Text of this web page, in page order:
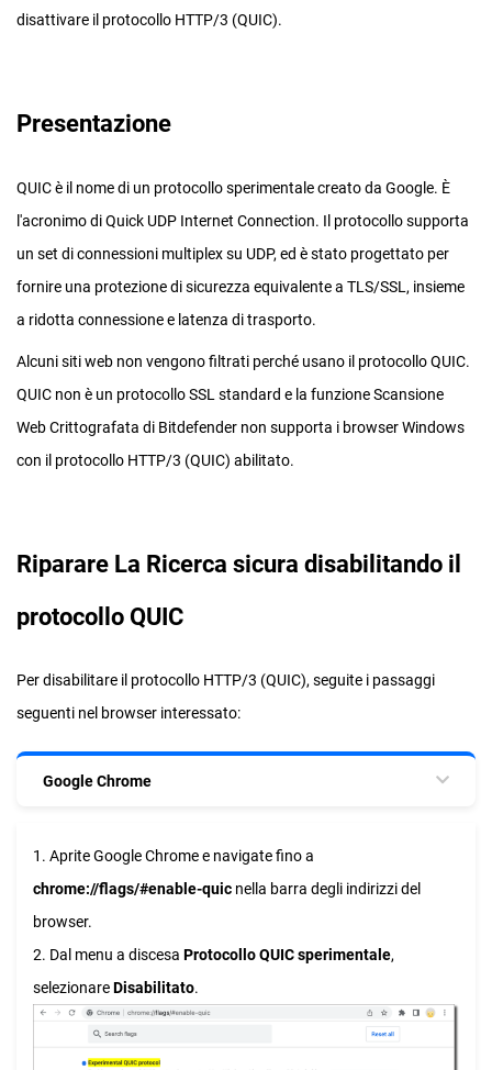
disattivare il protocollo HTTP/3 (QUIC).
Presentazione
QUIC è il nome di un protocollo sperimentale creato da Google. È
l'acronimo di Quick UDP Internet Connection. Il protocollo supporta
un set di connessioni multiplex su UDP, ed è stato progettato per
fornire una protezione di sicurezza equivalente a TLS/SSL, insieme
a ridotta connessione e latenza di trasporto.
Alcuni siti web non vengono filtrati perché usano il protocollo QUIC.
QUIC non è un protocollo SSL standard e la funzione Scansione
Web Crittografata di Bitdefender non supporta i browser Windows
con il protocollo HTTP/3 (QUIC) abilitato.
Riparare La Ricerca sicura disabilitando il
protocollo QUIC
Per disabilitare il protocollo HTTP/3 (QUIC), seguite i passaggi
seguenti nel browser interessato:
Google Chrome
1. Aprite Google Chrome e navigate fino a
chrome://flags/#enable-quic nella barra degli indirizzi del
browser.
2. Dal menu a discesa Protocollo QUIC sperimentale,
selezionareDisabilitato.